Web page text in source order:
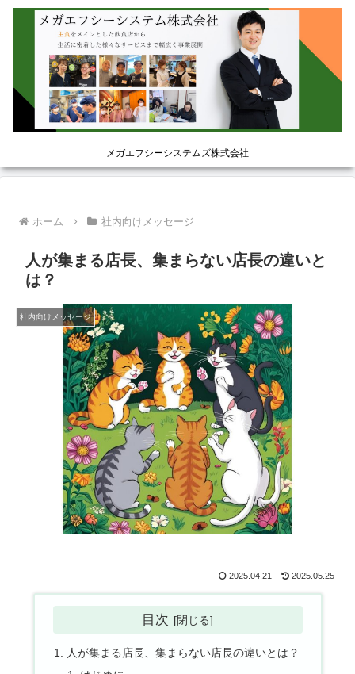
メガエフシーシステムズ株式会社
ホーム 社内向けメッセージ
人が集まる店長、集まらない店長の違いと
は？
社内向けメッセージ
2025.04.21 2025.05.25
目次
人が集まる店長、集まらない店長の違いとは？